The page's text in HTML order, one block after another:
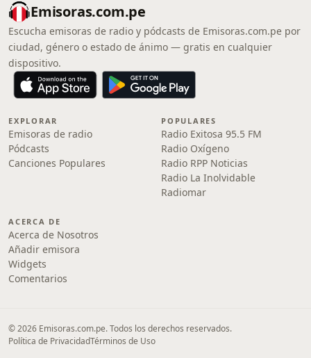
Emisoras.com.pe
Escucha emisoras de radio y pódcasts de Emisoras.com.pe por
ciudad, género o estado de ánimo — gratis en cualquier
dispositivo.
EXPLORAR
Emisoras de radio
Pódcasts
Canciones Populares
POPULARES
Radio Exitosa 95.5 FM
Radio Oxígeno
Radio RPP Noticias
Radio La Inolvidable
Radiomar
ACERCA DE
Acerca de Nosotros
Añadir emisora
Widgets
Comentarios
© 2026 Emisoras.com.pe. Todos los derechos reservados.
Política de PrivacidadTérminos de Uso